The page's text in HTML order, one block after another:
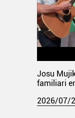
Josu
familiari
2026/07/